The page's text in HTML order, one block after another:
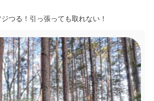
つる！引っ張っても取れない！